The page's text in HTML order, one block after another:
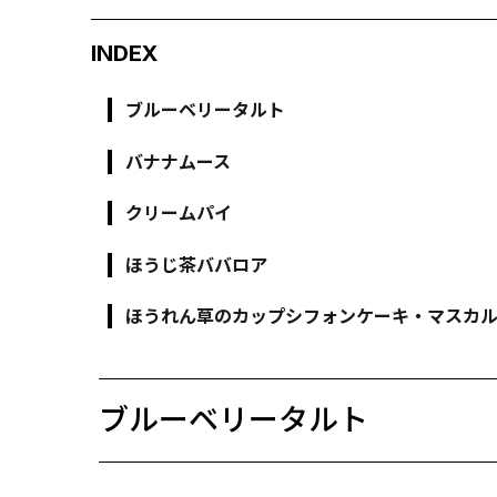
INDEX
ブルーベリータルト
バナナムース
クリームパイ
ほうじ茶ババロア
ほうれん草のカップシフォンケーキ・マスカ
ブルーベリータルト